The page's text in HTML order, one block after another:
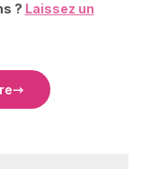
? Laissez un